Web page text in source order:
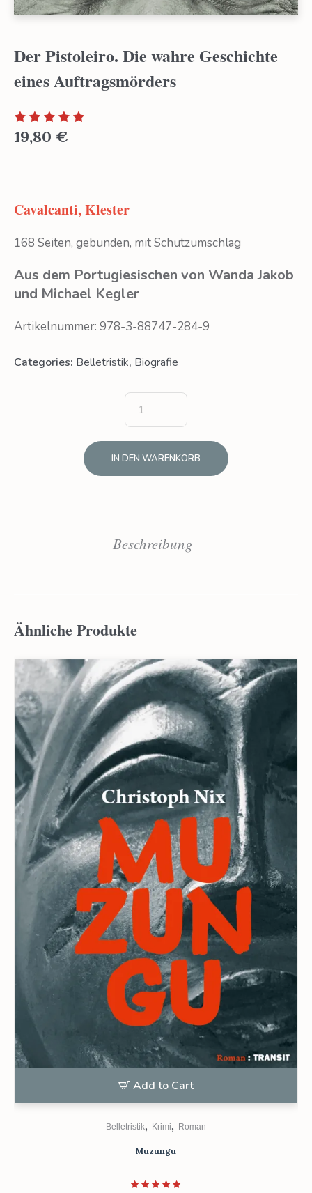
Der Pistoleiro. Die wahre Geschichte
eines Auftragsmörders
19,80 €
Cavalcanti, Klester
168 Seiten, gebunden, mit Schutzumschlag
Aus dem Portugiesischen von Wanda Jakob
und Michael Kegler
Artikelnummer: 978-3-88747-284-9
Categories: Belletristik, Biografie
IN DEN WARENKORB
Beschreibung
Ähnliche Produkte
Add to Cart
Belletristik, Krimi, Roman
Muzungu